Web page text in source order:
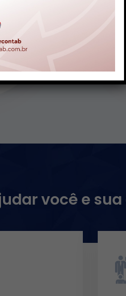
é
você e